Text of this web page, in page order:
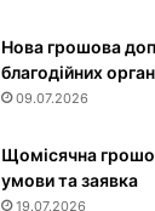
Нова грошова
благодійних
09.07.2026
Щомісячна
умови та заявка
19.07.2026